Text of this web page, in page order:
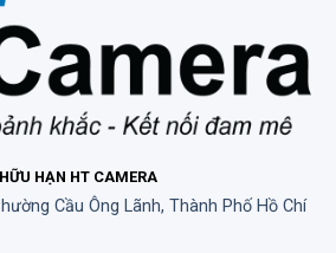
HẠN HT CAMERA
Cầu Ông Lãnh, Thành Phố Hồ Chí